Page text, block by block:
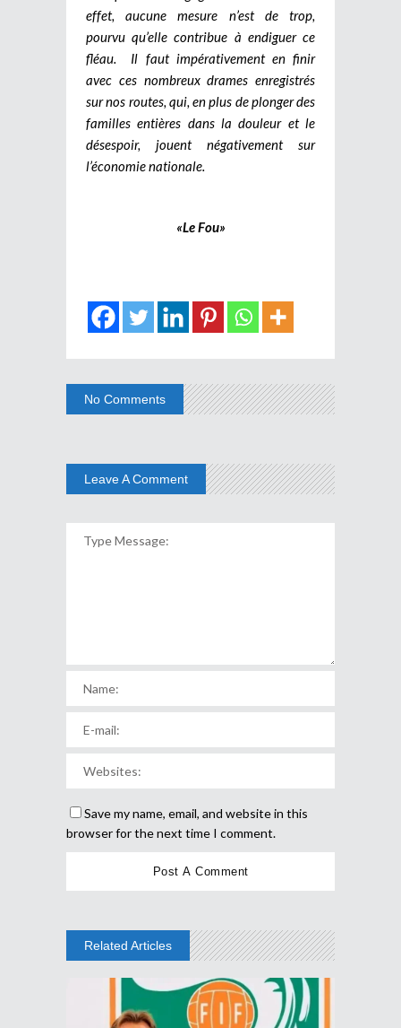
effet, aucune mesure n’est de trop,
pourvu qu’elle contribue à endiguer ce
fléau. Il faut impérativement en finir
avec ces nombreux drames enregistrés
sur nos routes, qui, en plus de plonger des
familles entières dans la douleur et le
désespoir, jouent négativement sur
l’économie nationale.
«Le Fou»
No Comments
Leave A Comment
Save my name, email, and website in this
browser for the next time I comment.
Related Articles